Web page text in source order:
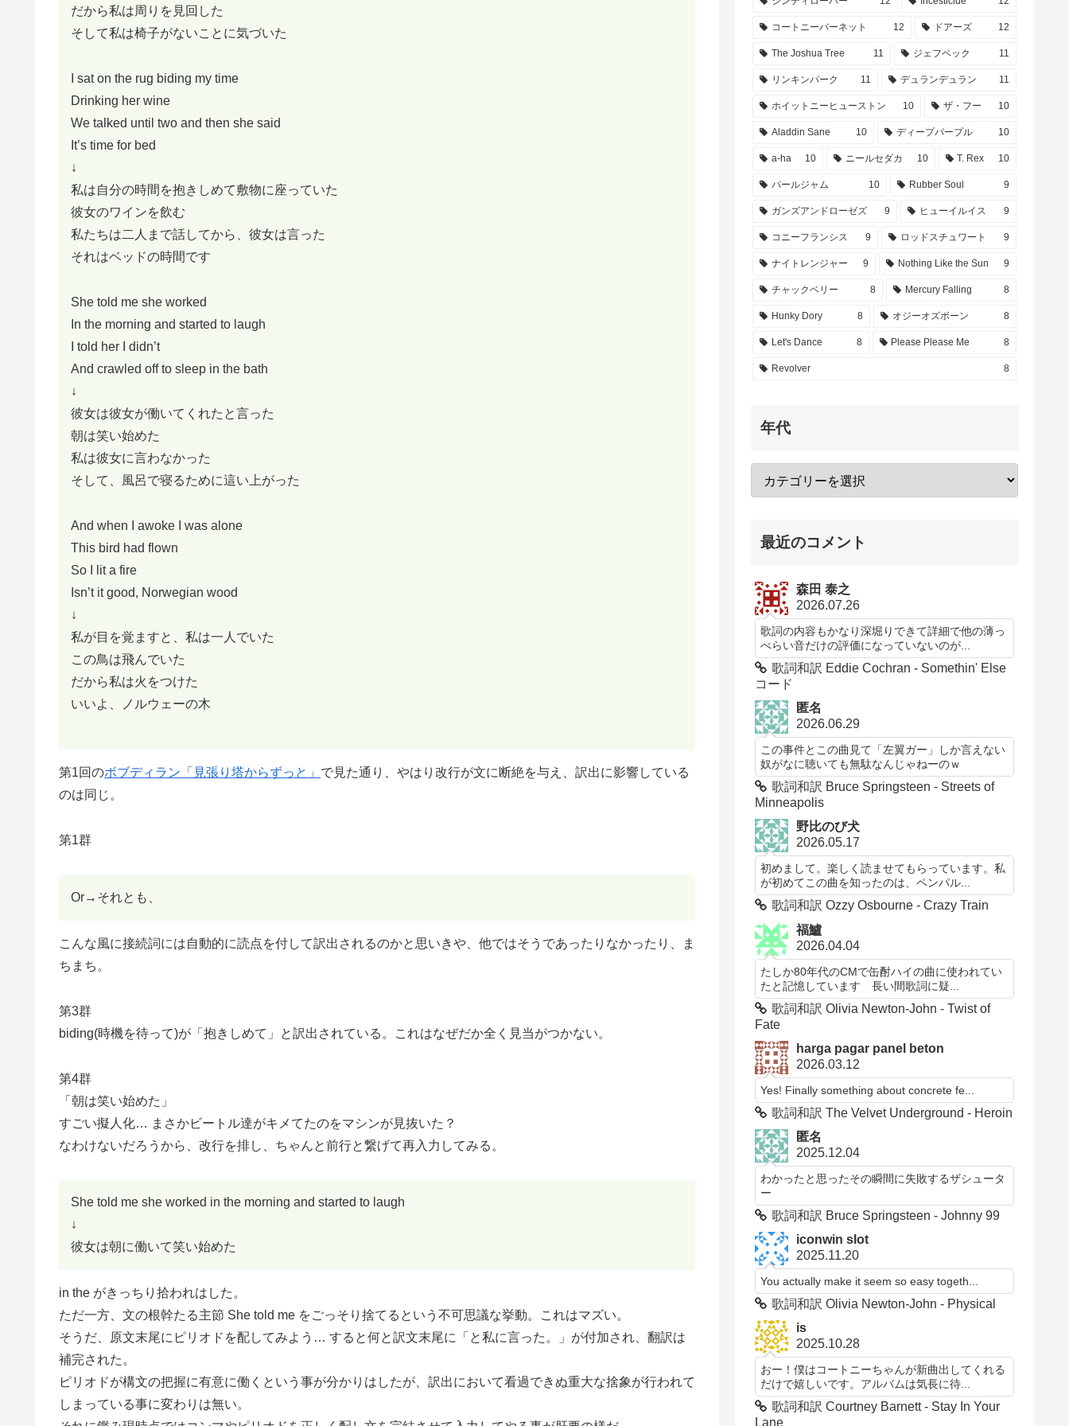
だから私は周りを見回した
そして私は椅子がないことに気づいた
I sat on the rug biding my time
Drinking her wine
We talked until two and then she said
It’s time for bed
↓
私は自分の時間を抱きしめて敷物に座っていた
彼女のワインを飲む
私たちは二人まで話してから、彼女は言った
それはベッドの時間です
She told me she worked
In the morning and started to laugh
I told her I didn’t
And crawled off to sleep in the bath
↓
彼女は彼女が働いてくれたと言った
朝は笑い始めた
私は彼女に言わなかった
そして、風呂で寝るために這い上がった
And when I awoke I was alone
This bird had flown
So I lit a fire
Isn’t it good, Norwegian wood
↓
私が目を覚ますと、私は一人でいた
この鳥は飛んでいた
だから私は火をつけた
いいよ、ノルウェーの木
第1回のボブディラン「見張り塔からずっと」 で見た通り、やはり改行が文に断絶を与え、訳出に影響している
のは同じ。
第1群
Or→それとも、
こんな風に接続詞には自動的に読点を付して訳出されるのかと思いきや、他ではそうであったりなかったり、ま
ちまち。
第3群
biding(時機を待って)が「抱きしめて」と訳出されている。これはなぜだか全く見当がつかない。
第4群
「朝は笑い始めた」
すごい擬人化… まさかビートル達がキメてたのをマシンが見抜いた？
なわけないだろうから、改行を排し、ちゃんと前行と繋げて再入力してみる。
She told me she worked in the morning and started to laugh
↓
彼女は朝に働いて笑い始めた
in the がきっちり拾われはした。
ただ一方、文の根幹たる主節 She told me をごっそり捨てるという不可思議な挙動。これはマズい。
そうだ、原文末尾にピリオドを配してみよう… すると何と訳文末尾に「と私に言った。」が付加され、翻訳は
補完された。
ピリオドが構文の把握に有意に働くという事が分かりはしたが、訳出において看過できぬ重大な捨象が行われて
しまっている事に変わりは無い。
コートニーバーネット 12 ドアーズ 12
The Joshua Tree 11 ジェフベック 11
リンキンパーク 11 デュランデュラン 11
ホイットニーヒューストン 10 ザ・フー 10
Aladdin Sane 10 ディープパープル 10
a-ha 10 ニールセダカ 10 T. Rex 10
パールジャム 10 Rubber Soul 9
ガンズアンドローゼズ 9 ヒューイルイス 9
コニーフランシス 9 ロッドスチュワート 9
ナイトレンジャー 9 Nothing Like the Sun 9
チャックベリー 8 Mercury Falling 8
Hunky Dory 8 オジーオズボーン 8
Let's Dance 8 Please Please Me 8
Revolver 8
年代
最近のコメント
森田 泰之
2026.07.26
歌詞の内容もかなり深堀りできて詳細で他の薄っ
ぺらい音だけの評価になっていないのが...
歌詞和訳 Eddie Cochran - Somethin' Else
コード
匿名
2026.06.29
この事件とこの曲見て「左翼ガー」しか言えない
奴がなに聴いても無駄なんじゃねーのｗ
歌詞和訳 Bruce Springsteen - Streets of
Minneapolis
野比のび犬
2026.05.17
初めまして。楽しく読ませてもらっています。私
が初めてこの曲を知ったのは、ペンパル...
歌詞和訳 Ozzy Osbourne - Crazy Train
福鱸
2026.04.04
たしか80年代のCMで缶酎ハイの曲に使われてい
たと記憶しています 長い間歌詞に疑...
歌詞和訳 Olivia Newton-John - Twist of
Fate
harga pagar panel beton
2026.03.12
Yes! Finally something about concrete fe...
歌詞和訳 The Velvet Underground - Heroin
匿名
2025.12.04
わかったと思ったその瞬間に失敗するザシュータ
ー
歌詞和訳 Bruce Springsteen - Johnny 99
iconwin slot
2025.11.20
You actually make it seem so easy togeth...
歌詞和訳 Olivia Newton-John - Physical
is
2025.10.28
おー！僕はコートニーちゃんが新曲出してくれる
だけで嬉しいです。アルバムは気長に待...
歌詞和訳 Courtney Barnett - Stay In Your
Lane